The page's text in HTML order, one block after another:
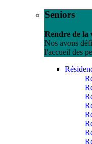
Seniors
Rendre de la
Nos avons
l'accueil des